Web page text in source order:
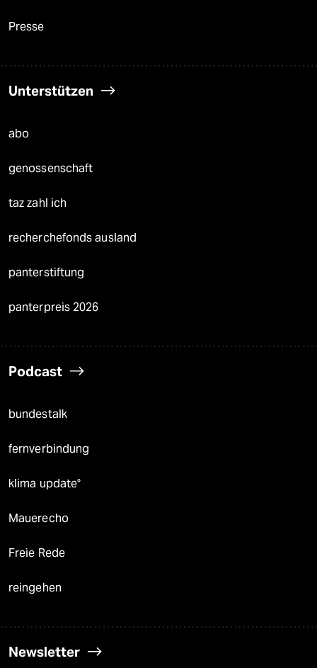
Presse
Unterstützen
abo
genossenschaft
taz zahl ich
recherchefonds ausland
panterstiftung
panterpreis 2026
Podcast
bundestalk
fernverbindung
klima update°
Mauerecho
Freie Rede
reingehen
Newsletter